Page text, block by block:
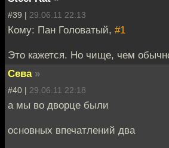
#39 | 29.06.11 22:13
Кому: Пан Головатый, #1
Это кажется. Но чище, чем
Сева »
#40 | 29.06.11 22:18
а мы во дворце были
основных впечатлений два